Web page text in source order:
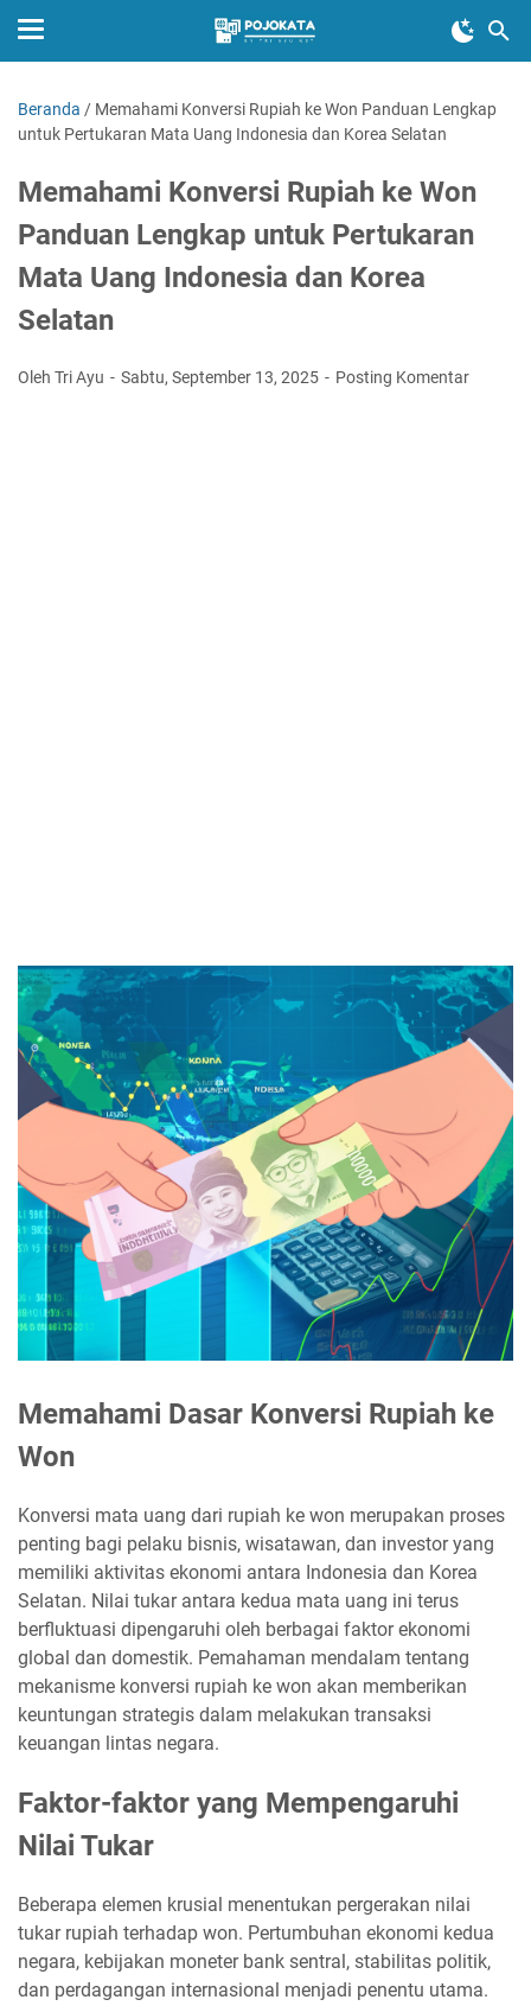
Beranda / Memahami Konversi Rupiah ke Won Panduan Lengkap
untuk Pertukaran Mata Uang Indonesia dan Korea Selatan
Memahami Konversi Rupiah ke Won
Panduan Lengkap untuk Pertukaran
Mata Uang Indonesia dan Korea
Selatan
Oleh Tri Ayu Sabtu, September 13, 2025 Posting Komentar
Memahami Dasar Konversi Rupiah ke
Won
Konversi mata uang dari rupiah ke won merupakan proses
penting bagi pelaku bisnis, wisatawan, dan investor yang
memiliki aktivitas ekonomi antara Indonesia dan Korea
Selatan. Nilai tukar antara kedua mata uang ini terus
berfluktuasi dipengaruhi oleh berbagai faktor ekonomi
global dan domestik. Pemahaman mendalam tentang
mekanisme konversi rupiah ke won akan memberikan
keuntungan strategis dalam melakukan transaksi
keuangan lintas negara.
Faktor-faktor yang Mempengaruhi
Nilai Tukar
Beberapa elemen krusial menentukan pergerakan nilai
tukar rupiah terhadap won. Pertumbuhan ekonomi kedua
negara, kebijakan moneter bank sentral, stabilitas politik,
dan perdagangan internasional menjadi penentu utama.